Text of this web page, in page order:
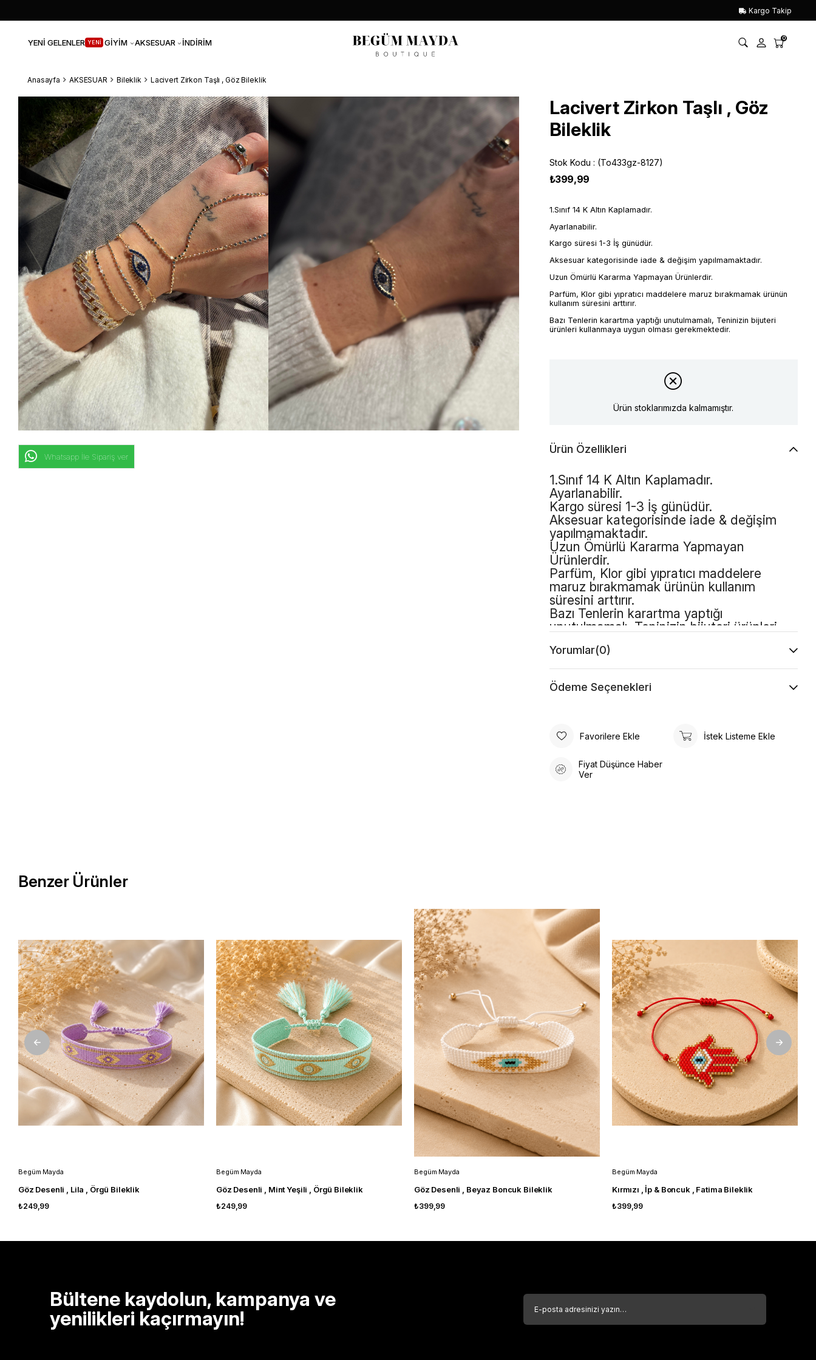
Kargo Takip
YENİ GELENLER YENİ GİYİM AKSESUAR İNDİRİM 0
Anasayfa AKSESUAR Bileklik Lacivert Zirkon Taşlı , Göz Bileklik
Whatsapp İle Sipariş ver
Lacivert Zirkon Taşlı , Göz
Bileklik
Stok Kodu (To433gz-8127)
₺399,99
1.Sınıf 14 K Altın Kaplamadır.
Ayarlanabilir.
Kargo süresi 1-3 İş günüdür.
Aksesuar kategorisinde iade & değişim yapılmamaktadır.
Uzun Ömürlü Kararma Yapmayan Ürünlerdir.
Parfüm, Klor gibi yıpratıcı maddelere maruz bırakmamak ürünün
kullanım süresini arttırır.
Bazı Tenlerin karartma yaptığı unutulmamalı, Teninizin bijuteri
ürünleri kullanmaya uygun olması gerekmektedir.
Ürün stoklarımızda kalmamıştır.
Ürün Özellikleri
1.Sınıf 14 K Altın Kaplamadır.
Ayarlanabilir.
Kargo süresi 1-3 İş günüdür.
Aksesuar kategorisinde iade & değişim
yapılmamaktadır.
Uzun Ömürlü Kararma Yapmayan
Ürünlerdir.
Parfüm, Klor gibi yıpratıcı maddelere
maruz bırakmamak ürünün kullanım
süresini arttırır.
Bazı Tenlerin karartma yaptığı
unutulmamalı, Teninizin bijuteri ürünleri
Yorumlar(0)
Ödeme Seçenekleri
Favorilere Ekle İstek Listeme Ekle
Fiyat Düşünce Haber
Ver
Benzer Ürünler
Begüm Mayda
Göz Desenli , Lila , Örgü Bileklik
₺249,99
Begüm Mayda
Göz Desenli , Mint Yeşili , Örgü Bileklik
₺249,99
Begüm Mayda
Göz Desenli , Beyaz Boncuk Bileklik
₺399,99
Begüm Mayda
Kırmızı , İp & Boncuk , Fatima Bileklik
₺399,99
Bültene kaydolun, kampanya ve
yenilikleri kaçırmayın!